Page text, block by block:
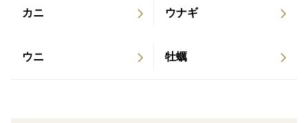
驚くべき事実が・・・。
🌸春の牡蠣🌸だということが明らかになりました！
カニ ウナギ
ウニ 牡蠣